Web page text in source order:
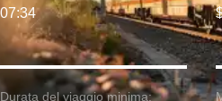
Durata del viaggio minima:
07:34